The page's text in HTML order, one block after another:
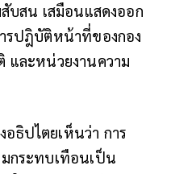
บสน เสมือนแสดงออก
รปฎิบัติหน้าที่ของกอง
และหน่วยงานความ
ธิปไตยเห็นว่า การ
มกระทบเทือนเป็น